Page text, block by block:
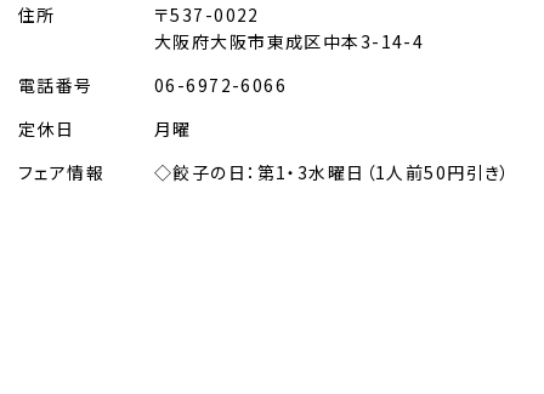
住所
〒537-0022
大阪府大阪市東成区中本3-14-4
電話番号
06-6972-6066
定休日
月曜
フェア情報
◇餃子の日：第1・3水曜日（1人前50円引き）